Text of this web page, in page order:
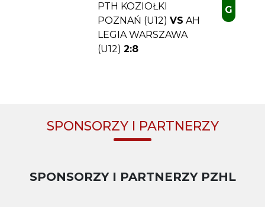
PTH KOZIOŁKI
POZNAŃ (U12) VS AH
LEGIA WARSZAWA
(U12) 2:8
G
SPONSORZY I PARTNERZY
SPONSORZY I PARTNERZY PZHL